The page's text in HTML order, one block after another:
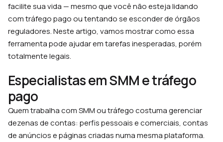
facilite sua vida — mesmo que você não esteja lidando
com tráfego pago ou tentando se esconder de órgãos
reguladores. Neste artigo, vamos mostrar como essa
ferramenta pode ajudar em tarefas inesperadas, porém
totalmente legais.
Especialistas em SMM e tráfego
pago
Quem trabalha com SMM ou tráfego costuma gerenciar
dezenas de contas: perfis pessoais e comerciais, contas
de anúncios e páginas criadas numa mesma plataforma.